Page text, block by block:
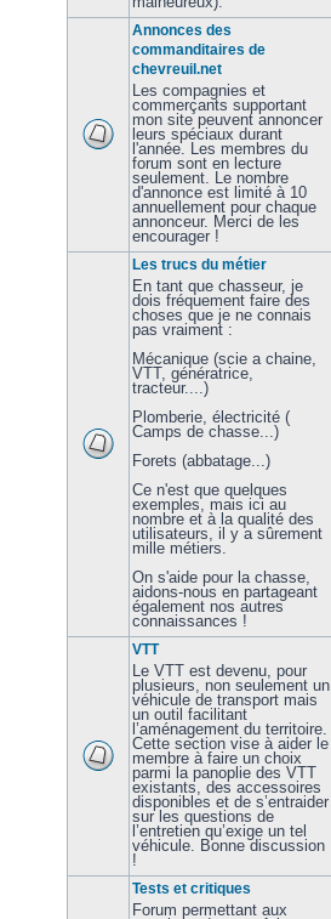
Annonces des
commanditaires de
chevreuil.net
Les compagnies et
commerçants supportant
mon site peuvent annoncer
leurs spéciaux durant
l'année. Les membres du
forum sont en lecture
seulement. Le nombre
d'annonce est limité à 10
annuellement pour chaque
annonceur. Merci de les
encourager !
Les trucs du métier
En tant que chasseur, je
dois fréquement faire des
choses que je ne connais
pas vraiment :
Mécanique (scie a chaine,
VTT, génératrice,
tracteur....)
Plomberie, électricité (
Camps de chasse...)
Forets (abbatage...)
Ce n'est que quelques
exemples, mais ici au
nombre et à la qualité des
utilisateurs, il y a sûrement
mille métiers.
On s'aide pour la chasse,
aidons-nous en partageant
également nos autres
connaissances !
VTT
Le VTT est devenu, pour
plusieurs, non seulement un
véhicule de transport mais
un outil facilitant
l’aménagement du territoire.
Cette section vise à aider le
membre à faire un choix
parmi la panoplie des VTT
existants, des accessoires
disponibles et de s’entraider
sur les questions de
l’entretien qu’exige un tel
véhicule. Bonne discussion
!
Tests et critiques
Forum permettant aux